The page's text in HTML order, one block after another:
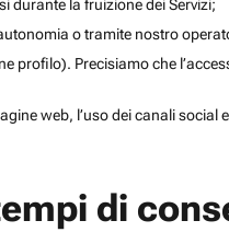
durante la fruizione dei Servizi;
o tramite nostro
Precisiamo che
web, l’uso dei canali
di